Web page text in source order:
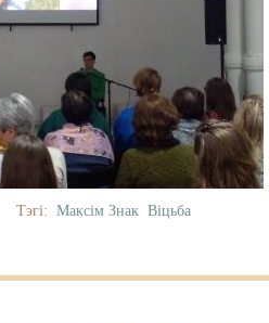
Тэгі: Максім Знак Віцьба